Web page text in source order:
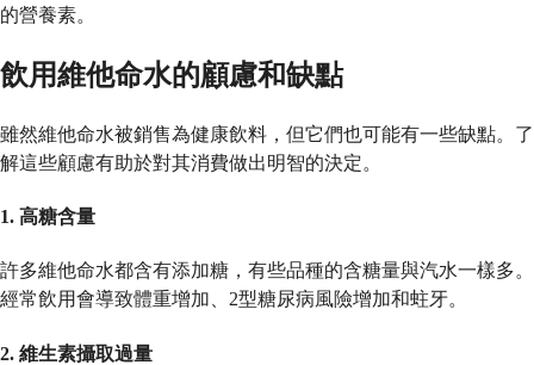
的營養素。
飲用維他命水的顧慮和缺點
雖然維他命水被銷售為健康飲料，但它們也可能有一些缺點。了
解這些顧慮有助於對其消費做出明智的決定。
1. 高糖含量
許多維他命水都含有添加糖，有些品種的含糖量與汽水一樣多。
經常飲用會導致體重增加、2型糖尿病風險增加和蛀牙。
2. 維生素攝取過量